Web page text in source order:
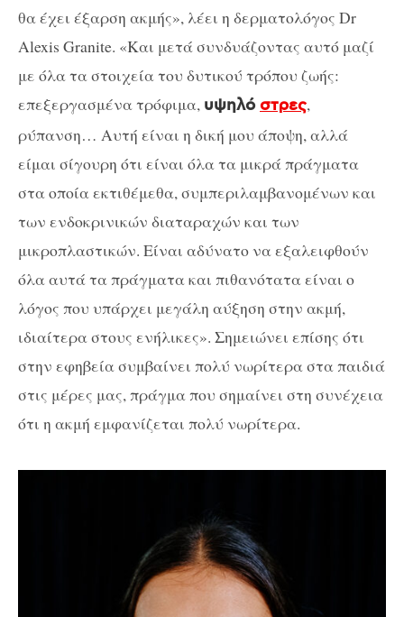
θα έχει έξαρση ακμής», λέει η δερματολόγος Dr
Alexis Granite. «Και μετά συνδυάζοντας αυτό μαζί
με όλα τα στοιχεία του δυτικού τρόπου ζωής:
επεξεργασμένα τρόφιμα, υψηλόστρες,
ρύπανση… Αυτή είναι η δική μου άποψη, αλλά
είμαι σίγουρη ότι είναι όλα τα μικρά πράγματα
στα οποία εκτιθέμεθα, συμπεριλαμβανομένων και
των ενδοκρινικών διαταραχών και των
μικροπλαστικών. Είναι αδύνατο να εξαλειφθούν
όλα αυτά τα πράγματα και πιθανότατα είναι ο
λόγος που υπάρχει μεγάλη αύξηση στην ακμή,
ιδιαίτερα στους ενήλικες». Σημειώνει επίσης ότι
στην εφηβεία συμβαίνει πολύ νωρίτερα στα παιδιά
στις μέρες μας, πράγμα που σημαίνει στη συνέχεια
ότι η ακμή εμφανίζεται πολύ νωρίτερα.